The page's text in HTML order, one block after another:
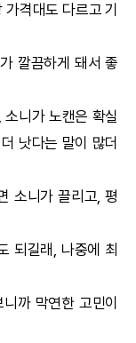
격대도 다르고 기
깔끔하게 돼서 좋
니가 노캔은 확실
낫다는 말이 많더
소니가 끌리고, 평
되길래, 나중에 최
까 막연한 고민이